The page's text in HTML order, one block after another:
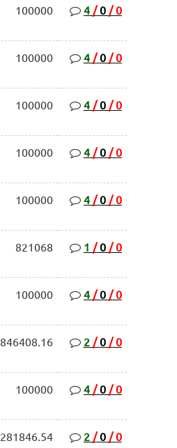
100000 4 / 0 / 0
100000 4 / 0 / 0
100000 4 / 0 / 0
100000 4 / 0 / 0
100000 4 / 0 / 0
821068 1 / 0 / 0
100000 4 / 0 / 0
846408.16 2 / 0 / 0
100000 4 / 0 / 0
281846.54 2 / 0 / 0